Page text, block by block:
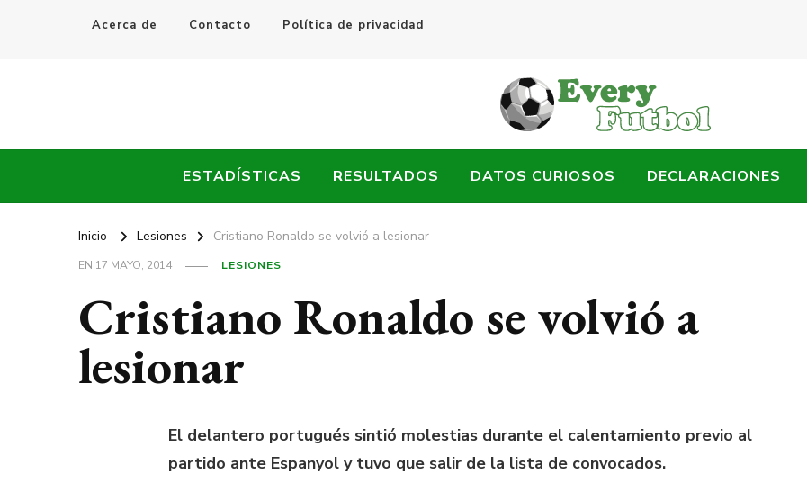
Acerca de Contacto Política de privacidad
Every Fútbol
ESTADÍSTICAS RESULTADOS DATOS CURIOSOS DECLARACIONES
Inicio Lesiones Cristiano Ronaldo se volvió a lesionar
EN 17 MAYO, 2014 LESIONES
Cristiano Ronaldo se volvió a
lesionar
El delantero portugués sintió molestias durante el calentamiento previo al
partido ante Espanyol y tuvo que salir de la lista de convocados.